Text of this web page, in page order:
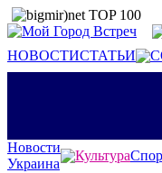
НОВОСТИСТАТЬИ
Новости
Украина
Культура